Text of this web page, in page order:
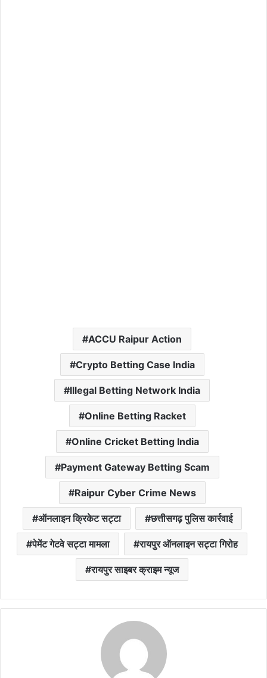
ACCU Raipur Action
Crypto Betting Case India
Illegal Betting Network India
Online Betting Racket
Online Cricket Betting India
Payment Gateway Betting Scam
Raipur Cyber Crime News
ऑनलाइन क्रिकेट सट्टा छत्तीसगढ़ पुलिस कार्रवाई
पेमेंट गेटवे सट्टा मामला रायपुर ऑनलाइन सट्टा गिरोह
रायपुर साइबर क्राइम न्यूज